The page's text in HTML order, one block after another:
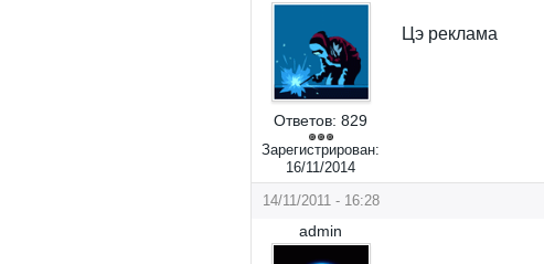
Ответов: 829
Зарегистрирован:
16/11/2014
Цэ реклама
14/11/2011 - 16:28
admin